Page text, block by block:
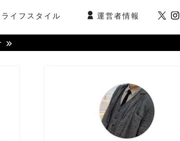
ライフスタイル 運営者情報